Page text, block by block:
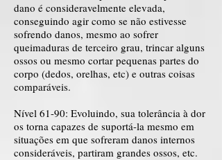
dano é consideravelmente elevada,
conseguindo agir como se não estivesse
sofrendo danos, mesmo ao sofrer
queimaduras de terceiro grau, trincar alguns
ossos ou mesmo cortar pequenas partes do
corpo (dedos, orelhas, etc) e outras coisas
comparáveis.
Nível 61-90: Evoluindo, sua tolerância à dor
os torna capazes de suportá-la mesmo em
situações em que sofreram danos internos
consideráveis, partiram grandes ossos, etc.